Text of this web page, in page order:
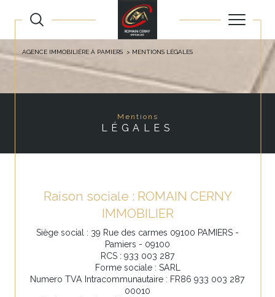
AGENCE IMMOBILIÈRE À PAMIERS MENTIONS LÉGALES
Mentions
LÉGALES
Raison sociale : ROMAIN CERNY
IMMOBILIER
Siège social : 39 Rue des carmes 09100 PAMIERS -
Pamiers - 09100
RCS : 933 003 287
Forme sociale : SARL
Numero TVA Intracommunautaire : FR86 933 003 287
00010